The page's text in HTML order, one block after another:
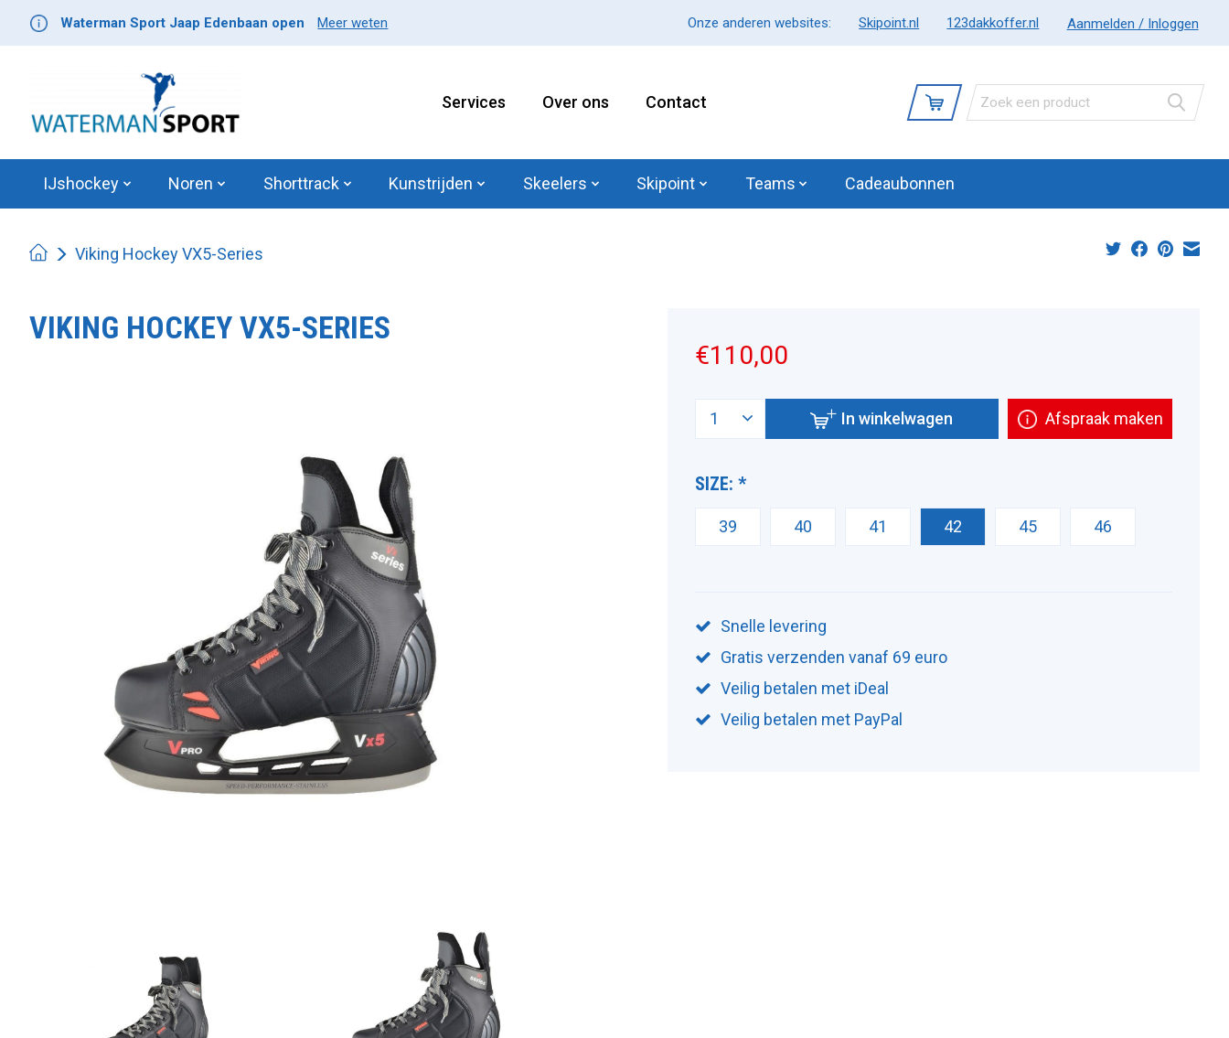
Waterman Sport Jaap Edenbaan open Meer weten Onze anderen websites: Skipoint.nl 123dakkoffer.nl Aanmelden / Inloggen
Services Over ons Contact
IJshockey Noren Shorttrack Kunstrijden Skeelers Skipoint Teams Cadeaubonnen
Viking Hockey VX5-Series
VIKING HOCKEY VX5-SERIES
€110,00
In winkelwagen Afspraak maken
SIZE: *
39 40 41 42 45 46
Snelle levering
Gratis verzenden vanaf 69 euro
Veilig betalen met iDeal
Veilig betalen met PayPal